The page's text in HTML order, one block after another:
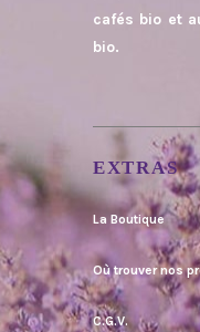
cafés bio et
bio.
EXTRAS
La Boutique
Où trouver nos
C.G.V.